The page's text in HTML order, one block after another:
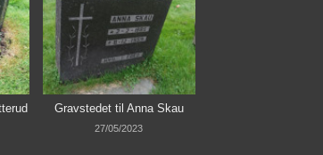
Gravstedet til Anna Skau
27/05/2023